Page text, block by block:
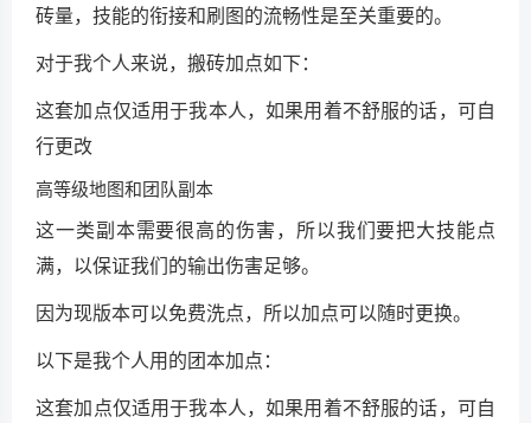
砖量，技能的衔接和刷图的流畅性是至关重要的。
对于我个人来说，搬砖加点如下：
这套加点仅适用于我本人，如果用着不舒服的话，可自
行更改
高等级地图和团队副本
这一类副本需要很高的伤害，所以我们要把大技能点
满，以保证我们的输出伤害足够。
因为现版本可以免费洗点，所以加点可以随时更换。
以下是我个人用的团本加点：
这套加点仅适用于我本人，如果用着不舒服的话，可自